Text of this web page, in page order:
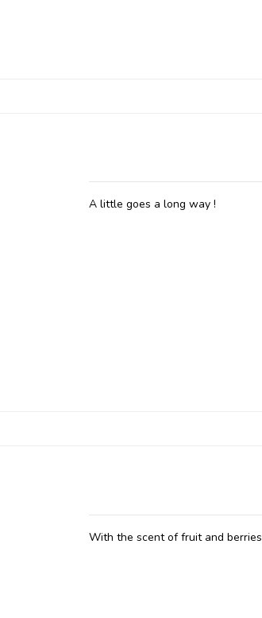
A little goes a long way !
With the scent of fruit and berries